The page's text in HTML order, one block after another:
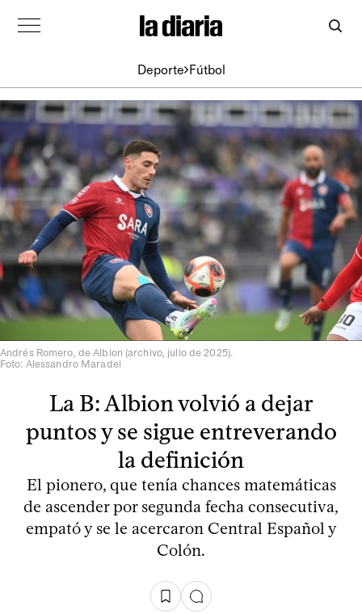
Deporte Fútbol
Andrés Romero, de Albion (archivo, julio de 2025).
Foto: Alessandro Maradei
La B: Albion volvió a dejar
puntos y se sigue entreverando
la definición
El pionero, que tenía chances matemáticas
de ascender por segunda fecha consecutiva,
empató y se le acercaron Central Español y
Colón.